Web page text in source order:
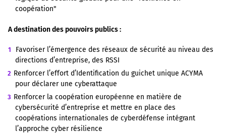
coopération"
A destination des pouvoirs publics :
Favoriser l’émergence des réseaux de sécurité au niveau des
directions d’entreprise, des RSSI
Renforcer l’effort d’Identification du guichet unique ACYMA
pour déclarer une cyberattaque
Renforcer la coopération européenne en matière de
cybersécurité d’entreprise et mettre en place des
coopérations internationales de cyberdéfense intégrant
l’approche cyber résilience